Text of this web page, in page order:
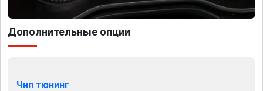
Дополнительные опции
Чип тюнинг